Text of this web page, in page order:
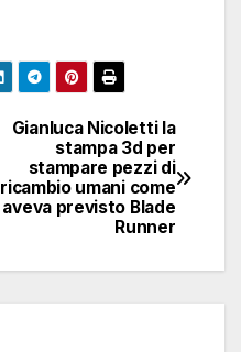
Gianluca Nicoletti la
stampa 3d per
stampare pezzi di
ricambio umani come
aveva previsto Blade
Runner